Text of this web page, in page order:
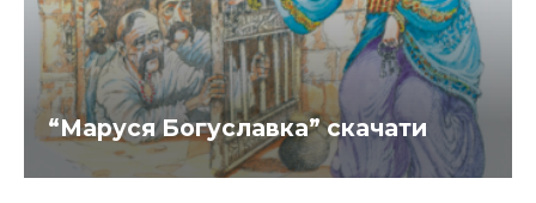
“Маруся Богуславка” скачати